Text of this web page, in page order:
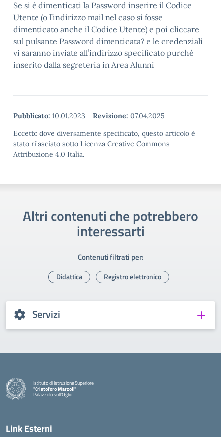
Se si è dimenticati la Password inserire il Codice
Utente (o l’indirizzo mail nel caso si fosse
dimenticato anche il Codice Utente) e poi cliccare
sul pulsante Password dimenticata? e le credenziali
vi saranno inviate all’indirizzo specificato purché
inserito dalla segreteria in Area Alunni
Pubblicato: 10.01.2023 - Revisione: 07.04.2025
Eccetto dove diversamente specificato, questo articolo è
stato rilasciato sotto Licenza Creative Commons
Attribuzione 4.0 Italia.
Altri contenuti che potrebbero
interessarti
Contenuti filtrati per:
Didattica Registro elettronico
Servizi
Istituto di Istruzione Superiore
"Cristoforo Marzoli"
Palazzolo sull'Oglio
— Visita la pagina iniziale della scuola
Link Esterni